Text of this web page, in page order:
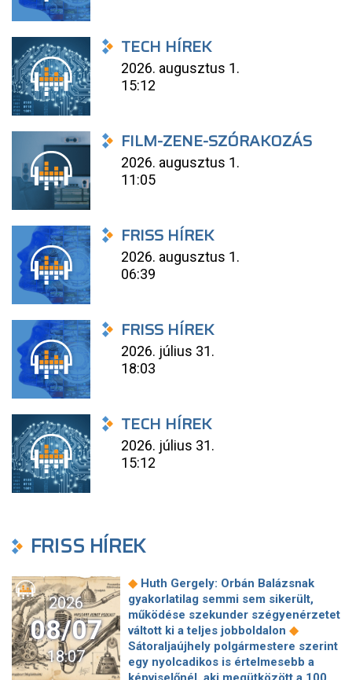
TECH HÍREK
2026. augusztus 1.
15:12
FILM-ZENE-SZÓRAKOZÁS
2026. augusztus 1.
11:05
FRISS HÍREK
2026. augusztus 1.
06:39
FRISS HÍREK
2026. július 31.
18:03
TECH HÍREK
2026. július 31.
15:12
FRISS HÍREK
2026
08/07
18:07
◆ Huth Gergely: Orbán Balázsnak
gyakorlatilag semmi sem sikerült,
működése szekunder szégyenérzetet
váltott ki a teljes jobboldalon ◆
Sátoraljaújhely polgármestere szerint
egy nyolcadikos is értelmesebb a